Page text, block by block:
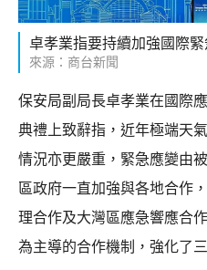
卓孝業指要持續加強國際
來源：商台新聞
保安局副局長卓孝業在國際
典禮上致辭指，近年極端天
情況亦更嚴重，緊急應變由
區政府一直加強與各地合作
理合作及大灣區應急響應合
為主導的合作機制，強化了